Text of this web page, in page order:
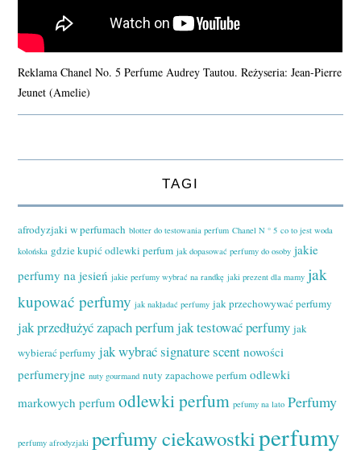
Reklama Chanel No. 5 Perfume Audrey Tautou. Reżyseria: Jean-Pierre
Jeunet (Amelie)
TAGI
afrodyzjaki w perfumach blotter do testowania perfum Chanel N ° 5 co to jest woda
kolońska gdzie kupić odlewki perfum jak dopasować perfumy do osoby jakie
perfumy na jesień jakie perfumy wybrać na randkę jaki prezent dla mamy jak
kupować perfumy jak nakładać perfumy jak przechowywać perfumy
jak przedłużyć zapach perfumjak testować perfumy jak
wybierać perfumy jak wybrać signature scent nowości
perfumeryjne nuty gourmand nuty zapachowe perfum odlewki
markowych perfum odlewki perfum pefumy na lato Perfumy
perfumy afrodyzjaki perfumy ciekawostkiperfumy